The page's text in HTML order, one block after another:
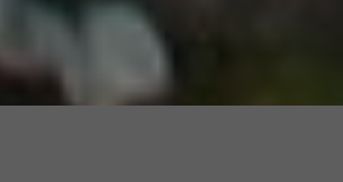
kleine-familie-